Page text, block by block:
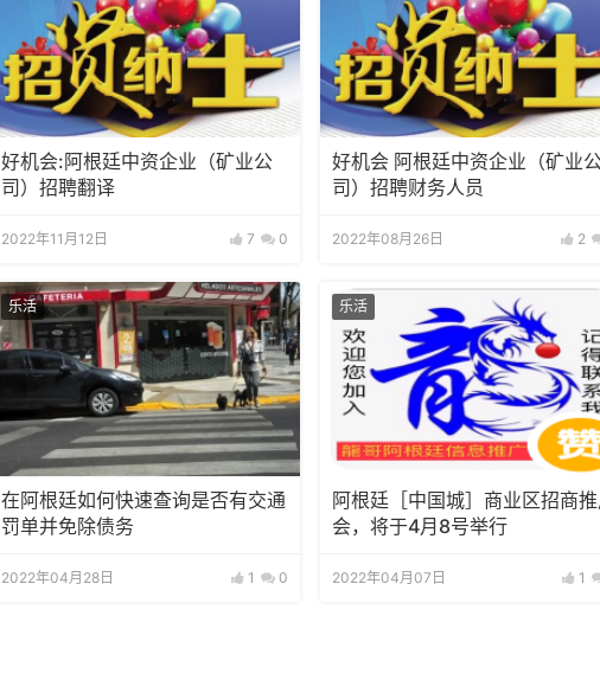
好机会:阿根廷中资企业（矿业公
司）招聘翻译
2022年11月12日 7 0
好机会 阿根廷中资企业（矿业公
司）招聘财务人员
2022年08月26日 2
乐活
在阿根廷如何快速查询是否有交通
罚单并免除债务
2022年04月28日 1 0
乐活
阿根廷［中国城］商业区招商
会，将于4月8号举行
2022年04月07日 1